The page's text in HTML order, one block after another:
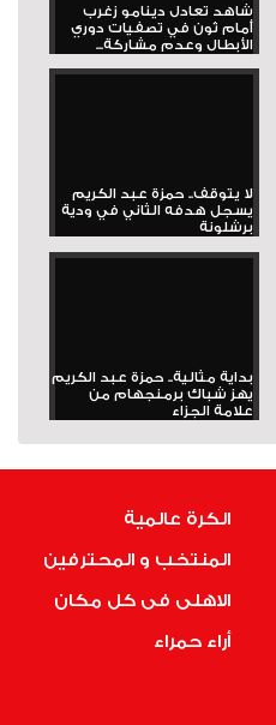
شاهد تعادل دينامو زغرب
أمام ثون في تصفيات دوري
الأبطال وعدم مشاركة...
لا يتوقف.. حمزة عبد الكريم
يسجل هدفه الثاني في ودية
برشلونة
بداية مثالية.. حمزة عبد الكريم
يهز شباك برمنجهام من
علامة الجزاء
الكرة عالمية
المنتخب و المحترفين
الاهلى فى كل مكان
أراء حمراء